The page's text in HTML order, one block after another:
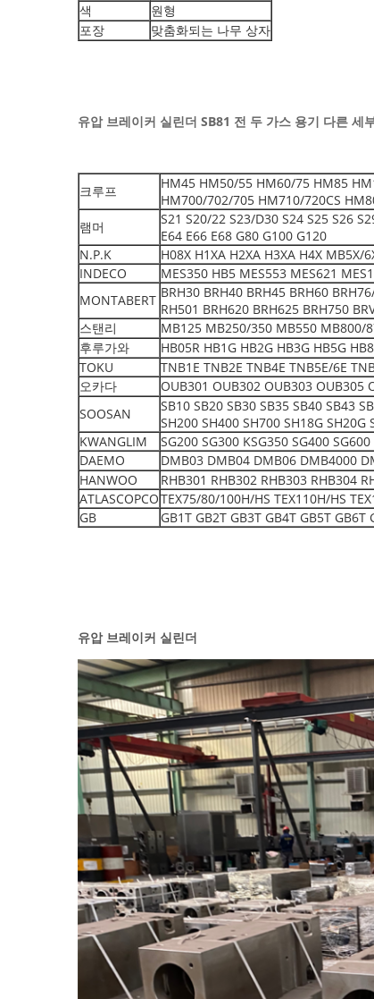
색
원형
포장
맞춤화되는 나무 상자
유압 브레이커 실린더 SB81 전 두 가스 용기 다른 세
크루프
HM45 HM50/55 HM60/75 HM85
HM700/702/705 HM710/720CS
램머
S21 S20/22 S23/D30 S24 S25 S26
E64 E66 E68 G80 G100 G120
N.P.K
H08X H1XA H2XA H3XA H4X MB5X/
INDECO
MES350 HB5 MES553 MES621
MONTABERT BRH30 BRH40 BRH45 BRH60
RH501 BRH620 BRH625 BRH750
스탠리
MB125 MB250/350 MB550 MB800/
후루가와
HB05R HB1G HB2G HB3G HB5G
TOKU
TNB1E TNB2E TNB4E TNB5E/6E
오카다
OUB301 OUB302 OUB303 OUB305
SOOSAN
SB10 SB20 SB30 SB35 SB40 SB43
SH200 SH400 SH700 SH18G SH20G
KWANGLIM
SG200 SG300 KSG350 SG400
DAEMO
DMB03 DMB04 DMB06 DMB4000
HANWOO
RHB301 RHB302 RHB303 RHB304
ATLASCOPCOTEX75/80/100H/HS TEX110H/HS
GB
GB1T GB2T GB3T GB4T GB5T
유압 브레이커 실린더